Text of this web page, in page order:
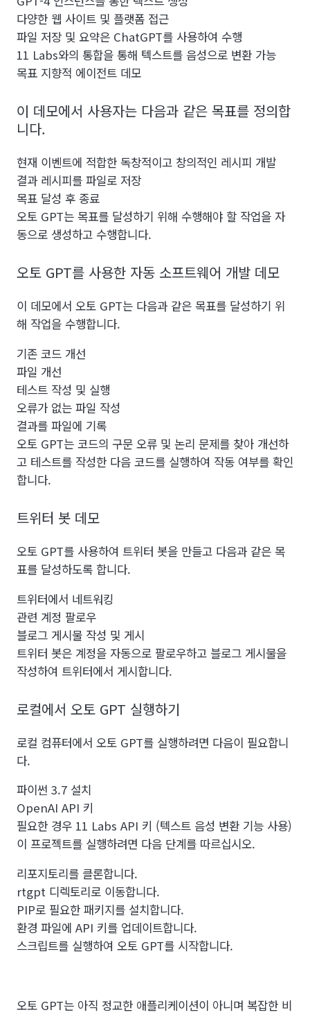
다양한 웹 사이트 및 플랫폼 접근
파일 저장 및 요약은 ChatGPT를 사용하여 수행
11 Labs와의 통합을 통해 텍스트를 음성으로 변환 가능
목표 지향적 에이전트 데모
이 데모에서 사용자는 다음과 같은 목표를 정의합
니다.
현재 이벤트에 적합한 독창적이고 창의적인 레시피 개발
결과 레시피를 파일로 저장
목표 달성 후 종료
오토 GPT는 목표를 달성하기 위해 수행해야 할 작업을 자
동으로 생성하고 수행합니다.
오토 GPT를 사용한 자동 소프트웨어 개발 데모
이 데모에서 오토 GPT는 다음과 같은 목표를 달성하기 위
해 작업을 수행합니다.
기존 코드 개선
파일 개선
테스트 작성 및 실행
오류가 없는 파일 작성
결과를 파일에 기록
오토 GPT는 코드의 구문 오류 및 논리 문제를 찾아 개선하
고 테스트를 작성한 다음 코드를 실행하여 작동 여부를 확인
합니다.
트위터 봇 데모
오토 GPT를 사용하여 트위터 봇을 만들고 다음과 같은 목
표를 달성하도록 합니다.
트위터에서 네트워킹
관련 계정 팔로우
블로그 게시물 작성 및 게시
트위터 봇은 계정을 자동으로 팔로우하고 블로그 게시물을
작성하여 트위터에서 게시합니다.
로컬에서 오토 GPT 실행하기
로컬 컴퓨터에서 오토 GPT를 실행하려면 다음이 필요합니
다.
파이썬 3.7 설치
OpenAI API 키
필요한 경우 11 Labs API 키 (텍스트 음성 변환 기능 사용)
이 프로젝트를 실행하려면 다음 단계를 따르십시오.
리포지토리를 클론합니다.
rtgpt 디렉토리로 이동합니다.
PIP로 필요한 패키지를 설치합니다.
환경 파일에 API 키를 업데이트합니다.
스크립트를 실행하여 오토 GPT를 시작합니다.
오토 GPT는 아직 정교한 애플리케이션이 아니며 복잡한 비